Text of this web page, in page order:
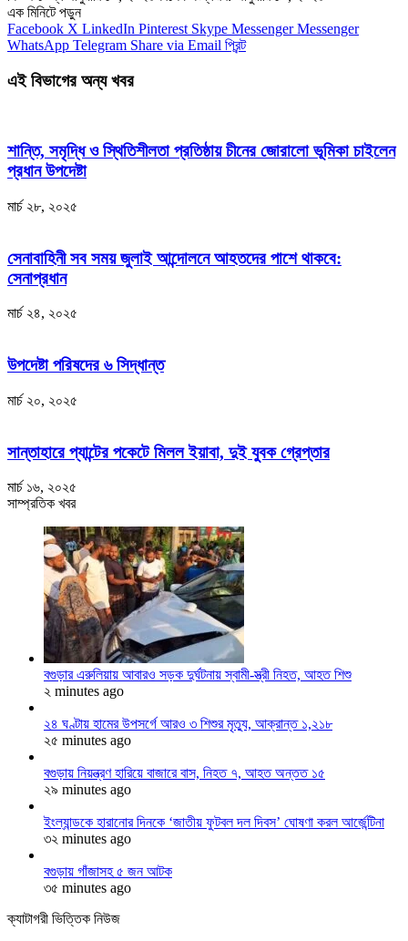
এক মিনিটে পড়ুন
Facebook X LinkedIn Pinterest Skype Messenger Messenger
WhatsApp Telegram Share via Email প্রিন্ট
এই বিভাগের অন্য খবর
শান্তি, সমৃদ্ধি ও স্থিতিশীলতা প্রতিষ্ঠায় চীনের জোরালো ভূমিকা চাইলেন
প্রধান উপদেষ্টা
মার্চ ২৮, ২০২৫
সেনাবাহিনী সব সময় জুলাই আন্দোলনে আহতদের পাশে থাকবে:
সেনাপ্রধান
মার্চ ২৪, ২০২৫
উপদেষ্টা পরিষদের ৬ সিদ্ধান্ত
মার্চ ২০, ২০২৫
সান্তাহারে প্যান্টের পকেটে মিলল ইয়াবা, দুই যুবক গ্রেপ্তার
মার্চ ১৬, ২০২৫
সাম্প্রতিক খবর
বগুড়ার এরুলিয়ায় আবারও সড়ক দুর্ঘটনায় স্বামী-স্ত্রী নিহত, আহত শিশু
২ minutes ago
২৪ ঘণ্টায় হামের উপসর্গে আরও ৩ শিশুর মৃত্যু, আক্রান্ত ১,২১৮
২৫ minutes ago
বগুড়ায় নিয়ন্ত্রণ হারিয়ে বাজারে বাস, নিহত ৭, আহত অন্তত ১৫
২৯ minutes ago
ইংল্যান্ডকে হারানোর দিনকে ‘জাতীয় ফুটবল দল দিবস’ ঘোষণা করল আর্জেন্টিনা
৩২ minutes ago
বগুড়ায় গাঁজাসহ ৫ জন আটক
৩৫ minutes ago
ক্যাটাগরী ভিত্তিক নিউজ